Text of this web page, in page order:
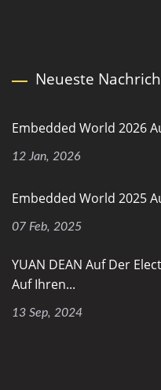
Neueste
Embedded World 2026
12 Jan, 2026
Embedded World 2025
07 Feb, 2025
YUAN DEAN Auf Der
Auf Ihren...
13 Sep, 2024